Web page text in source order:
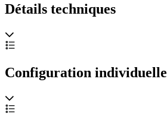
Détails techniques
Configuration individuelle